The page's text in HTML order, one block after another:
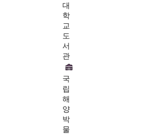
대
학
교
도
서
관
국
립
해
양
박
물